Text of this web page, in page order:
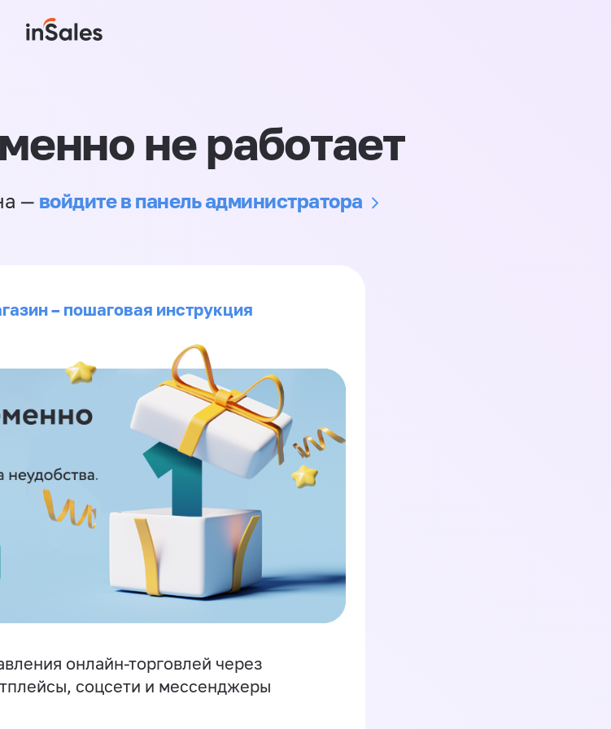
не работает
— войдите в панель администратора
– пошаговая инструкция
онлайн-торговлей через
соцсети и мессенджеры